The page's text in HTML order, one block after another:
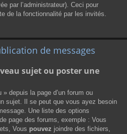
par l’administrateur). Ceci pour
de la fonctionnalité par les invités.
de messages
sujet ou poster une
depuis la page d’un forum ou
sujet. Il se peut que vous ayez besoin
Une liste des options
page des forums, exemple : Vous
Vous pouvez joindre des fichiers,